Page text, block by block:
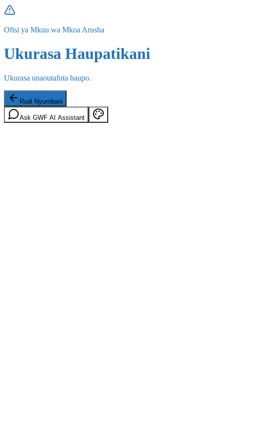
Ofisi ya Mkuu wa Mkoa Arusha
Ukurasa Haupatikani
Ukurasa unaoutafuta haupo.
Rudi Nyumbani
Ask GWF AI Assistant